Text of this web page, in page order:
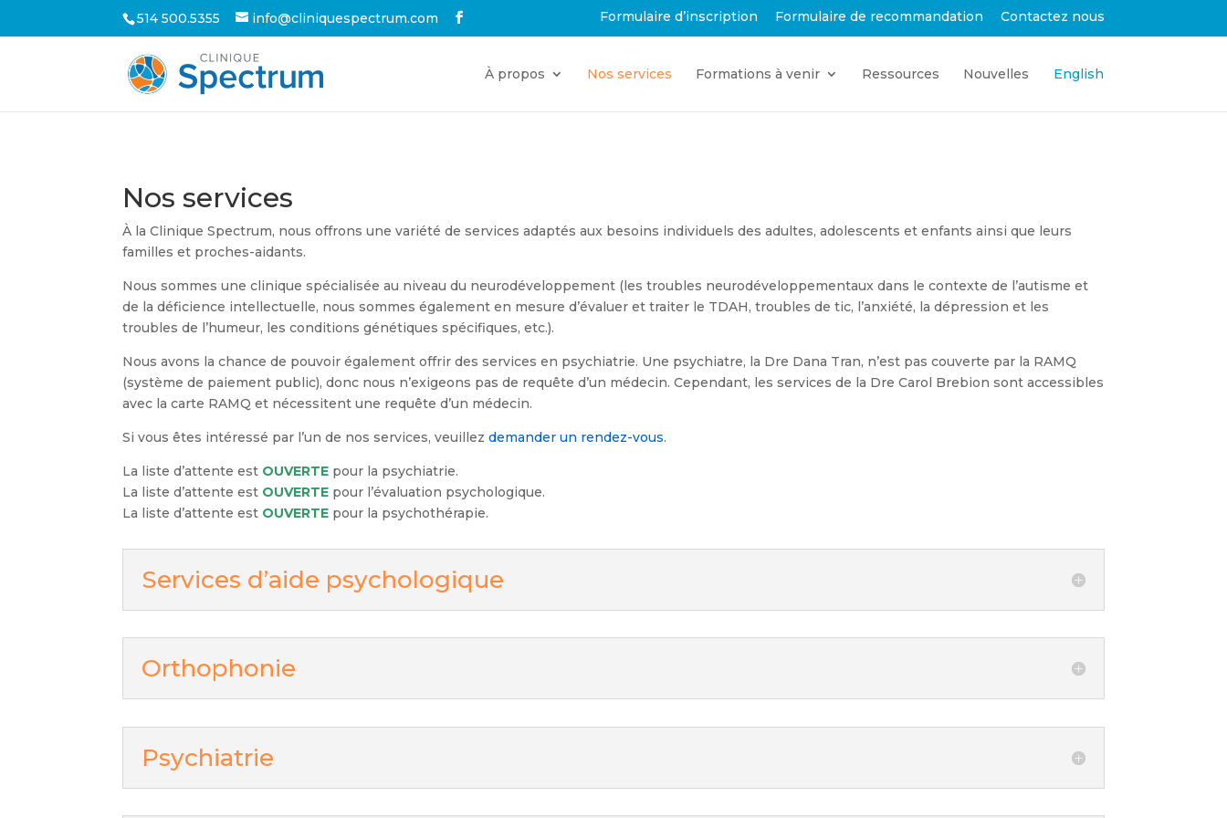
514 500.5355 info@cliniquespectrum.com Formulaire d’inscription Formulaire de recommandation Contactez nous
À propos Nos services Formations à venir Ressources Nouvelles English
Nos services
À la Clinique Spectrum, nous offrons une variété de services adaptés aux besoins individuels des adultes, adolescents et enfants ainsi que leurs
familles et proches-aidants.
Nous sommes une clinique spécialisée au niveau du neurodéveloppement (les troubles neurodéveloppementaux dans le contexte de l’autisme et
de la déficience intellectuelle, nous sommes également en mesure d’évaluer et traiter le TDAH, troubles de tic, l’anxiété, la dépression et les
troubles de l’humeur, les conditions génétiques spécifiques, etc.).
Nous avons la chance de pouvoir également offrir des services en psychiatrie. Une psychiatre, la Dre Dana Tran, n’est pas couverte par la RAMQ
(système de paiement public), donc nous n’exigeons pas de requête d’un médecin. Cependant, les services de la Dre Carol Brebion sont accessibles
avec la carte RAMQ et nécessitent une requête d’un médecin.
Si vous êtes intéressé par l’un de nos services, veuillezdemander un rendez-vous.
La liste d’attente est OUVERTE pour la psychiatrie.
La liste d’attente est OUVERTE pour l’évaluation psychologique.
La liste d’attente est OUVERTE pour la psychothérapie.
Services d’aide psychologique
Orthophonie
Psychiatrie